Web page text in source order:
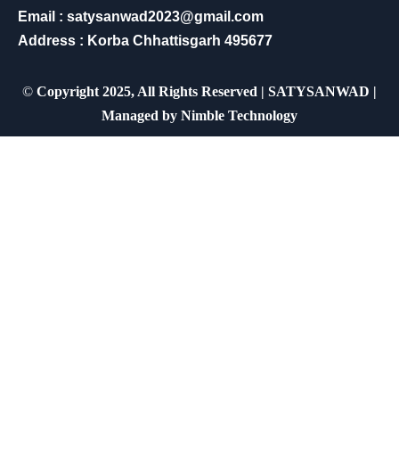
Email : satysanwad2023@gmail.com
Address : Korba Chhattisgarh 495677
© Copyright 2025, All Rights Reserved | SATYSANWAD |
Managed by Nimble Technology